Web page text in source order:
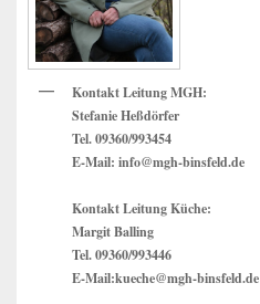
Kontakt Leitung MGH:
Stefanie Heßdörfer
Tel. 09360/993454
E-Mail: info@mgh-binsfeld.de
Kontakt Leitung Küche:
Margit Balling
Tel. 09360/993446
E-Mail:kueche@mgh-binsfeld.de